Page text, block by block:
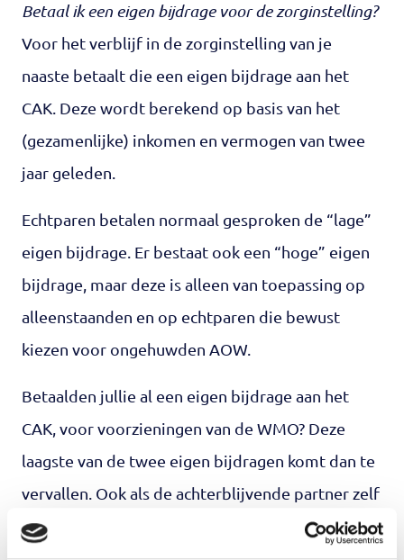
Betaal ik een eigen bijdrage voor de zorginstelling?
Voor het verblijf in de zorginstelling van je
naaste betaalt die een eigen bijdrage aan het
CAK. Deze wordt berekend op basis van het
(gezamenlijke) inkomen en vermogen van twee
jaar geleden.
Echtparen betalen normaal gesproken de “lage”
eigen bijdrage. Er bestaat ook een “hoge” eigen
bijdrage, maar deze is alleen van toepassing op
alleenstaanden en op echtparen die bewust
kiezen voor ongehuwden AOW.
Betaalden jullie al een eigen bijdrage aan het
CAK, voor voorzieningen van de WMO? Deze
laagste van de twee eigen bijdragen komt dan te
vervallen. Ook als de achterblijvende partner zelf
voorzieningen nodig heeft uit de WMO, dan